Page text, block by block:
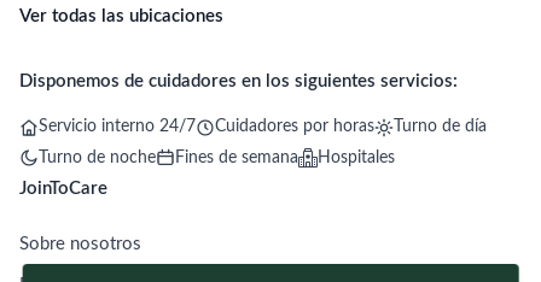
Ver todas las ubicaciones
Disponemos de cuidadores en los siguientes servicios:
Servicio interno 24/7 Cuidadores por horas
Turno de día
Turno de noche
Fines de semana Hospitales
JoinToCare
Sobre nosotros